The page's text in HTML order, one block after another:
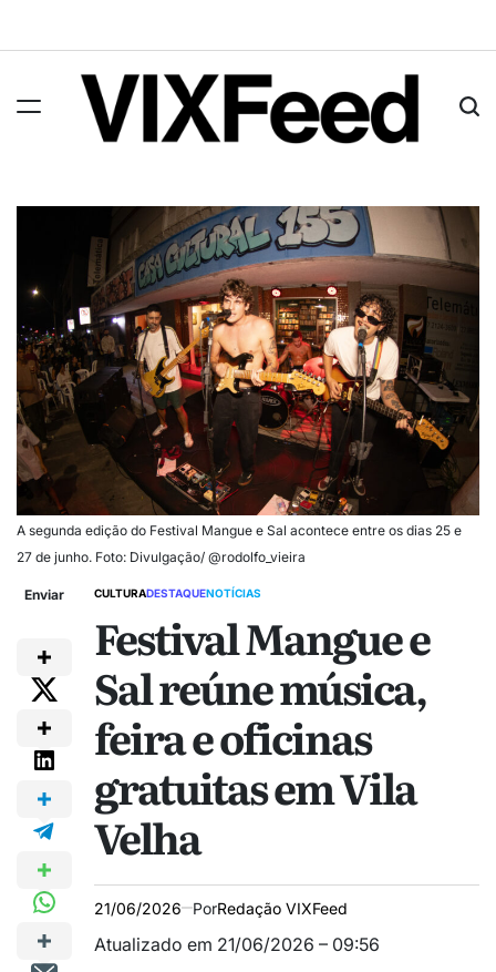
A segunda edição do Festival Mangue e Sal acontece entre os dias 25 e
27 de junho. Foto: Divulgação/ @rodolfo_vieira
Enviar CULTURADESTAQUENOTÍCIAS
Festival Mangue e
Sal reúne música,
feira e oficinas
gratuitas em Vila
Velha
21/06/2026 PorRedação VIXFeed
Atualizado em 21/06/2026 – 09:56